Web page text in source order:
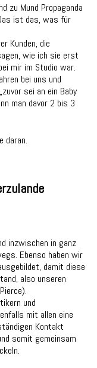
zu Mund Propaganda
ist das, was für
Kunden, die
wie ich sie erst
mir im Studio war.
bei uns und
sei an ein Baby
man davor 2 bis 3
daran.
inzwischen in ganz
Ebenso haben wir
damit diese
also unseren
und
mit allen eine
Kontakt
somit gemeinsam